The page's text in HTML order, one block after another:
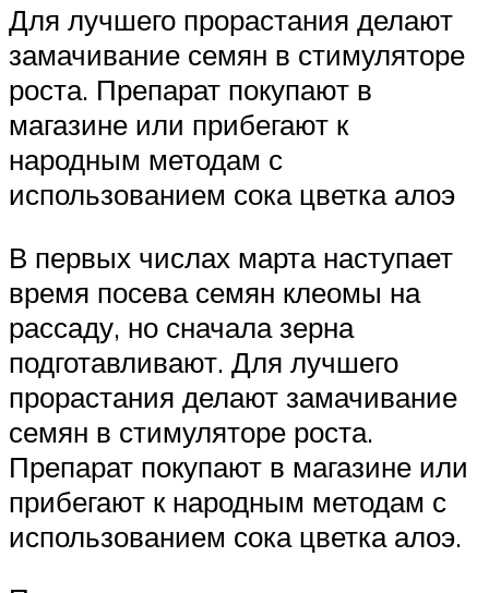
Для лучшего прорастания делают
замачивание семян в стимуляторе
роста. Препарат покупают в
магазине или прибегают к
народным методам с
использованием сока цветка алоэ
В первых числах марта наступает
время посева семян клеомы на
рассаду, но сначала зерна
подготавливают. Для лучшего
прорастания делают замачивание
семян в стимуляторе роста.
Препарат покупают в магазине или
прибегают к народным методам с
использованием сока цветка алоэ.